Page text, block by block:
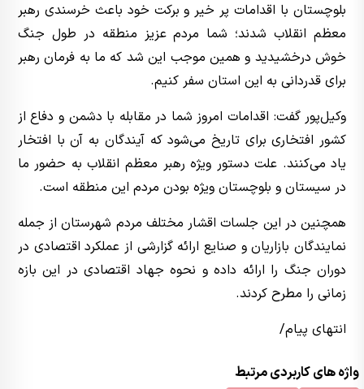
بلوچستان با اقدامات پر خیر و برکت خود باعث خرسندی رهبر
معظم انقلاب شدند؛ شما مردم عزیز منطقه در طول جنگ
خوش درخشیدید و همین موجب این شد که ما به فرمان رهبر
برای قدردانی به این استان سفر کنیم.
وکیل‌پور گفت: اقدامات امروز شما در مقابله با دشمن و دفاع از
کشور افتخاری برای تاریخ می‌شود که آیندگان به آن با افتخار
یاد می‌کنند. علت دستور ویژه رهبر معظم انقلاب به حضور ما
در سیستان و بلوچستان ویژه بودن مردم این منطقه است.
همچنین در این جلسات اقشار مختلف مردم شهرستان از جمله
نمایندگان بازاریان و صنایع ارائه گزارشی از عملکرد اقتصادی در
دوران جنگ را ارائه داده و نحوه جهاد اقتصادی در این بازه
زمانی را مطرح کردند.
انتهای پیام/
واژه های کاربردی مرتبط